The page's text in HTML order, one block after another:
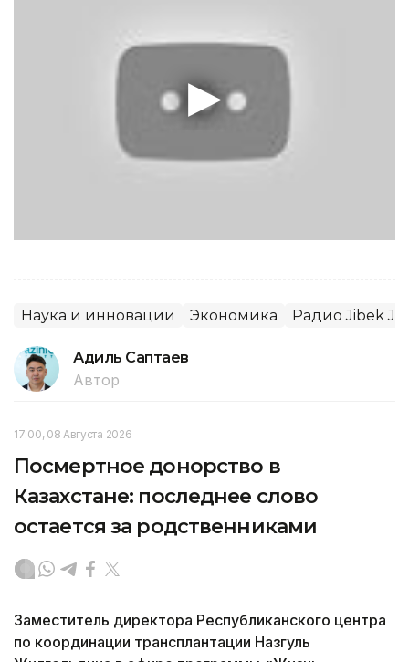
Наука и инновации Экономика Радио Jibek
Адиль Саптаев
Автор
17:00, 08 Августа 2026
Посмертное донорство в
Казахстане: последнее слово
остается за родственниками
Заместитель директора Республиканского центра
по координации трансплантации Назгуль